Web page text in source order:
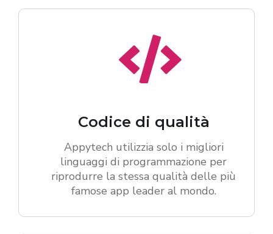
Codice di qualità
Appytech utilizzia solo i migliori
linguaggi di programmazione per
riprodurre la stessa qualità delle più
famose app leader al mondo.